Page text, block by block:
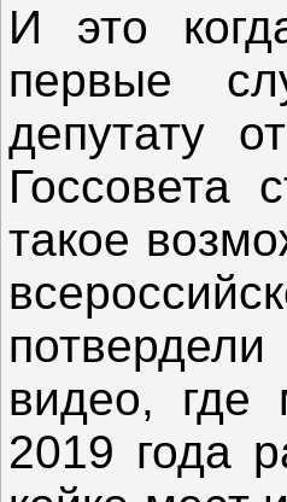
И это
первые
депутату
Госсовета
такое
видео, где
2019 года